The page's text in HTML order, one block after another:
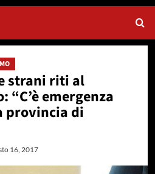
strani riti al
“C’è emergenza
provincia di
16, 2017